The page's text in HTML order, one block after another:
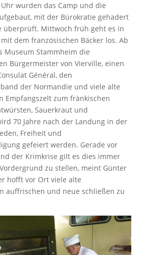
wurden das Camp und die
mit der Bürokratie gehadert
überprüft. Mittwoch früh geht es in
dem französischen Bäcker los. Ab
Museum Stammheim die
Bürgermeister von Vierville, einen
Général, den
der Normandie und viele alte
Empfangszelt zum fränkischen
Sauerkraut und
70 Jahre nach der Landung in der
Freiheit und
gefeiert werden. Gerade vor
der Krimkrise gilt es dies immer
zu stellen, meint Günter
hofft vor Ort viele alte
auffrischen und neue schließen zu